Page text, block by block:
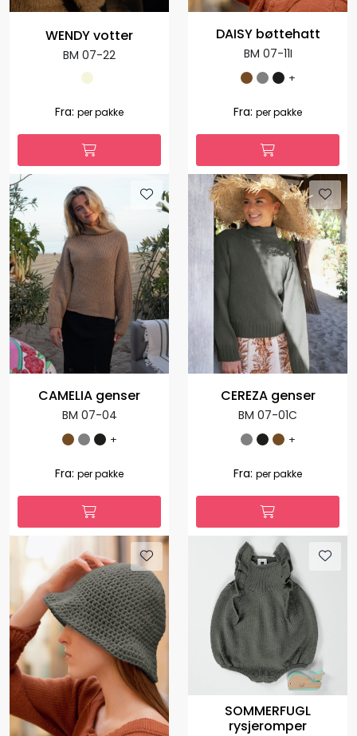
WENDY votter
BM 07-22
Fra: per pakke
DAISY bøttehatt
BM 07-11I
+
Fra: per pakke
CAMELIA genser
BM 07-04
+
Fra: per pakke
CEREZA genser
BM 07-01C
+
Fra: per pakke
SOMMERFUGL
rysjeromper